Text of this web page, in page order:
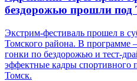
бездорожью прошли под
Экстрим-фестиваль прошел в
Томского района. В программе
гонки по бездорожью и тест-
эффектные кадры спортивного
Томск.